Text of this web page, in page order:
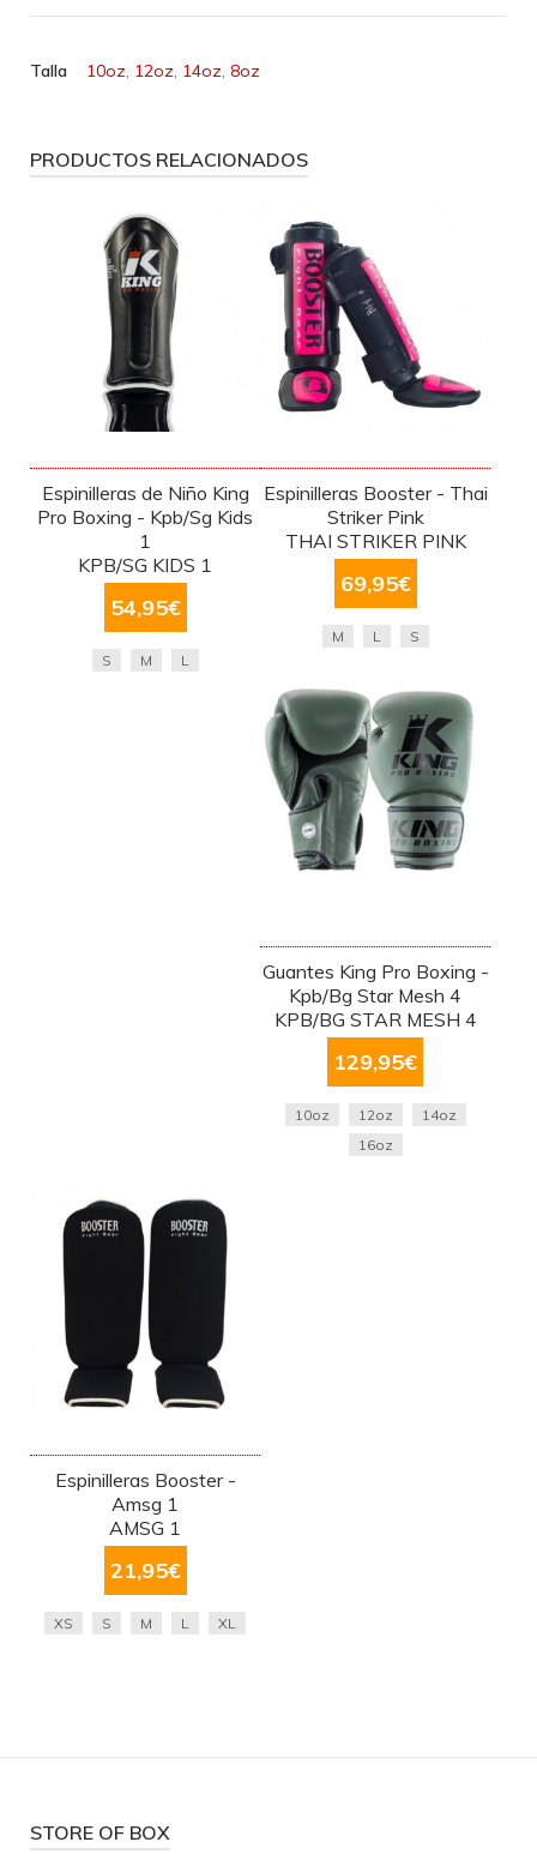
Talla 10oz, 12oz, 14oz, 8oz
PRODUCTOS RELACIONADOS
Espinilleras de Niño King
Pro Boxing - Kpb/Sg Kids
1
KPB/SG KIDS 1
54,95€
S M L
Espinilleras Booster - Thai
Striker Pink
THAI STRIKER PINK
69,95€
M L S
Guantes King Pro Boxing -
Kpb/Bg Star Mesh 4
KPB/BG STAR MESH 4
129,95€
10oz 12oz
14oz
16oz
Espinilleras Booster -
Amsg 1
AMSG 1
21,95€
XS S M L XL
STORE OF BOX